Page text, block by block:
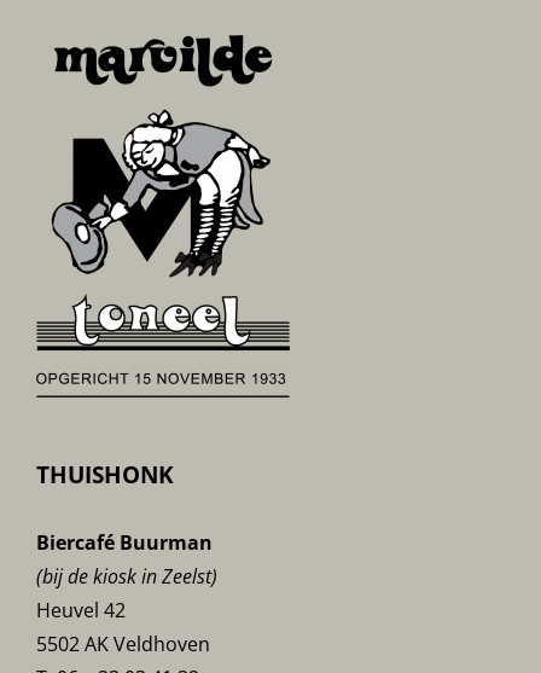
THUISHONK
Biercafé Buurman
(bij de kiosk in Zeelst)
Heuvel 42
5502 AK Veldhoven